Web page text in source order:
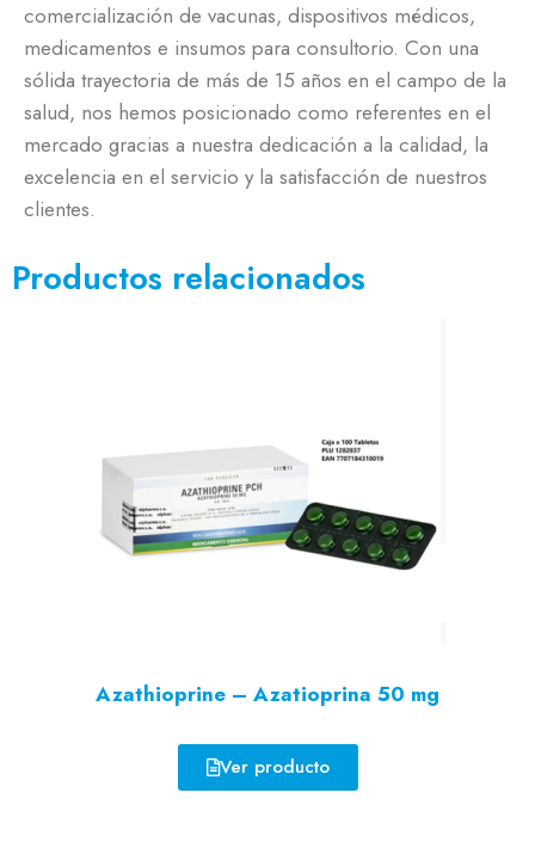
comercialización de vacunas, dispositivos médicos,
medicamentos e insumos para consultorio. Con una
sólida trayectoria de más de 15 años en el campo de la
salud, nos hemos posicionado como referentes en el
mercado gracias a nuestra dedicación a la calidad, la
excelencia en el servicio y la satisfacción de nuestros
clientes.
Productos relacionados
Azathioprine – Azatioprina 50 mg
Ver producto